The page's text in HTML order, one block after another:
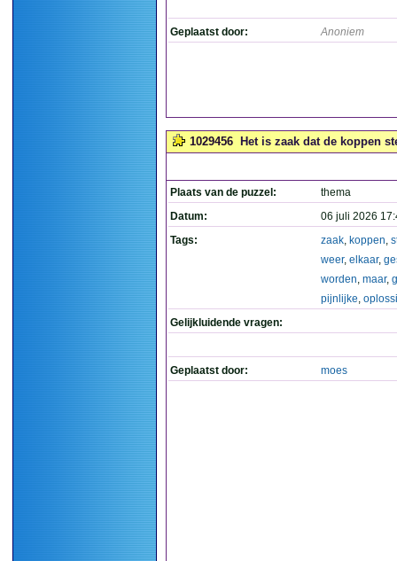
Geplaatst door: Anoniem
1029456 Het is zaak dat de koppen
Plaats van de puzzel:
thema
Datum:
06 juli 2026
Tags:
zaak, koppen,
weer, elkaar,
worden, maar,
pijnlijke,
Gelijkluidende vragen:
Geplaatst door: moes